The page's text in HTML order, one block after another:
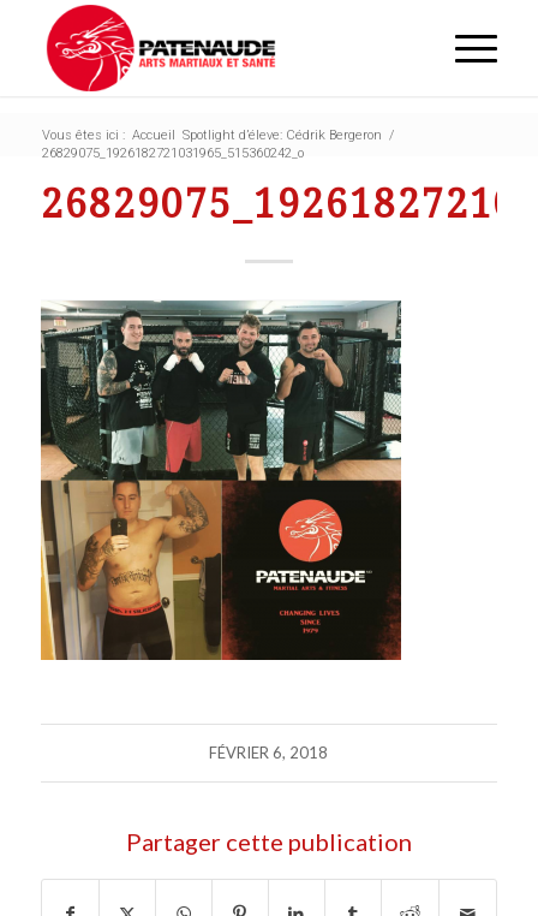
Vous êtes ici : Accueil Spotlight d’éleve: Cédrik Bergeron /
26829075_1926182721031965_515360242_o
FÉVRIER 6, 2018
Partager cette publication